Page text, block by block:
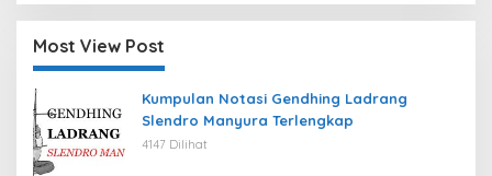
Most View Post
Kumpulan Notasi Gendhing Ladrang
Slendro Manyura Terlengkap
4147 Dilihat